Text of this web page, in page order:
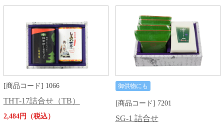
[商品コード] 1066
THT-17詰合せ（TB）
2,484円（税込）
御供物にも
[商品コード] 7201
SG-1 詰合せ